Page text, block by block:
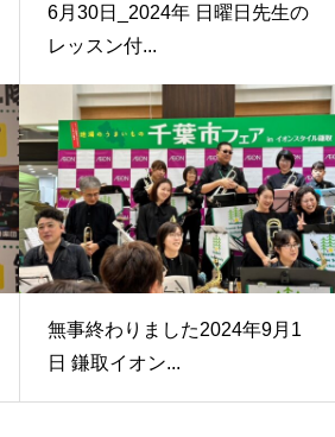
6月30日_2024年 日曜日先生の
レッスン付...
無事終わりました2024年9月1
日 鎌取イオン...